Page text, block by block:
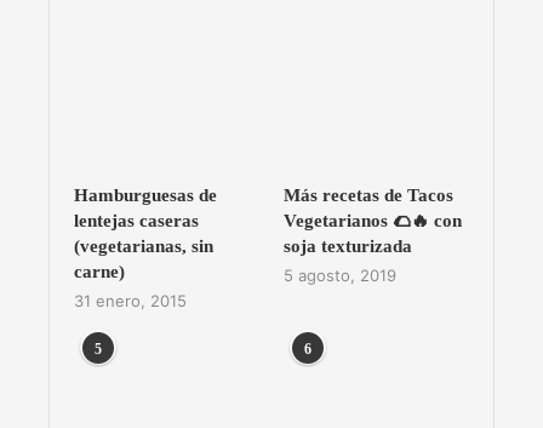
Hamburguesas de
lentejas caseras
(vegetarianas, sin
carne)
31 enero, 2015
Más recetas de Tacos
Vegetarianos 🌮🔥 con
soja texturizada
5 agosto, 2019
5 6